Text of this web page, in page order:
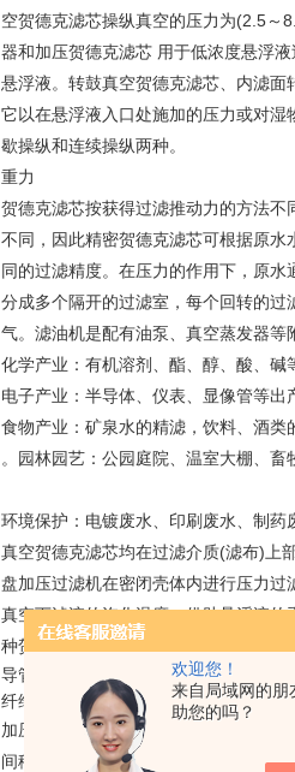
欢迎您！
来自局域网的朋
助您的吗？
空贺德克滤芯操纵真空的压力为(2.5～
器和加压贺德克滤芯 用于低浓度悬浮
悬浮液。转鼓真空贺德克滤芯 、内滤
它以在悬浮液入口处施加的压力或对
歇操纵和连续操纵两种。
重力
贺德克滤芯按获得过滤推动力的方法
不同，因此精密贺德克滤芯可根据原
同的过滤精度。在压力的作用下，原
分成多个隔开的过滤室，每个回转的
气。滤油机是配有油泵、真空蒸发器
化学产业：有机溶剂、酯、醇、酸、碱
电子产业：半导体、仪表、显像管等出
食物产业：矿泉水的精滤，饮料、酒类
。园林园艺：公园庭院、温室大棚、畜
环境保护：电镀废水、印刷废水、制
真空贺德克滤芯均在过滤介质(滤布)上
盘加压过滤机在密闭壳体内进行压力
真空下滤液的汽化温度。借助悬浮液的
种贺德克滤芯又分为间歇操纵和连续操
导管引出，积在滤叶表面的滤渣在停
纤维滤芯等。
加压
在滤液出口处形成负压作为过滤的
间移动，再经辊子挤压脱液。
贺德克